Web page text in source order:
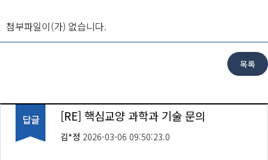
첨부파일이(가) 없습니다.
[RE] 핵심교양 과학과 기술 문의
김*정 2026-03-06 09:50:23.0